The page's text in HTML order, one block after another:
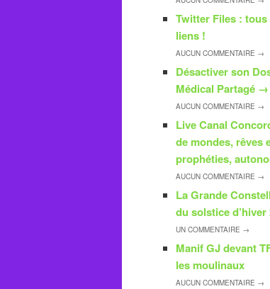
Twitter Files : tous
liens !
AUCUN COMMENTAIRE →
Désactiver son
Médical Partagé →
AUCUN COMMENTAIRE →
Live Canal
de mondes, rêves
prophéties,
AUCUN COMMENTAIRE →
La Grande
du solstice d’hiver
UN COMMENTAIRE →
Manif GJ devant
les moulinaux
AUCUN COMMENTAIRE →